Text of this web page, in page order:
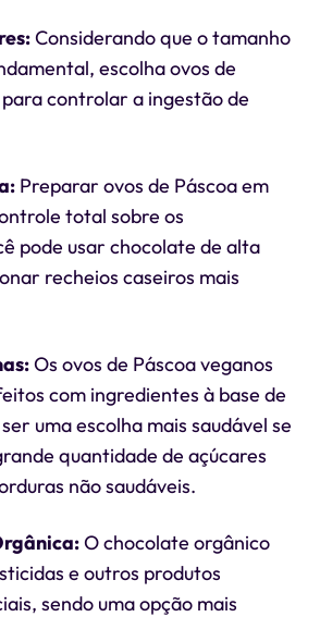
Considerando que o tamanho
escolha ovos de
controlar a ingestão de
Preparar ovos de Páscoa em
total sobre os
pode usar chocolate de alta
recheios caseiros mais
Os ovos de Páscoa veganos
com ingredientes à base de
uma escolha mais saudável se
quantidade de açúcares
não saudáveis.
O chocolate orgânico
e outros produtos
sendo uma opção mais